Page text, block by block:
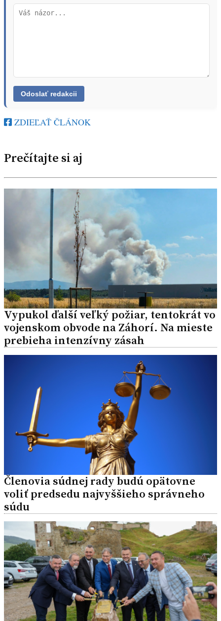
ZDIEĽAŤ ČLÁNOK
Prečítajte si aj
Vypukol ďalší veľký požiar, tentokrát vo
vojenskom obvode na Záhorí. Na mieste
prebieha intenzívny zásah
Členovia súdnej rady budú opätovne
voliť predsedu najvyššieho správneho
súdu